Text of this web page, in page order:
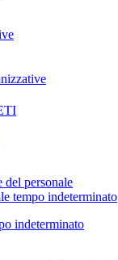
del personale
tempo indeterminato
indeterminato